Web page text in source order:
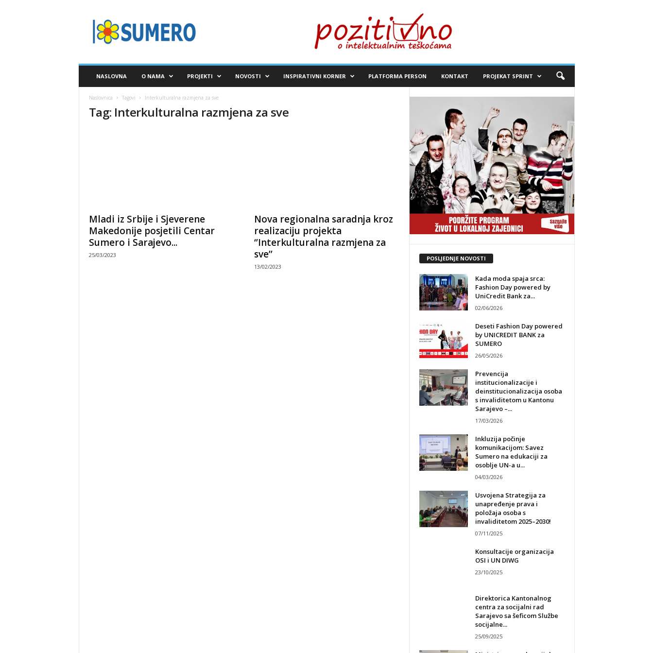
NASLOVNA O NAMA PROJEKTI NOVOSTI INSPIRATIVNI KORNER PLATFORMA PERSON KONTAKT PROJEKAT SPRINT
Naslovnica Tagovi Interkulturalna razmjena za sve
Tag: Interkulturalna razmjena za sve
Mladi iz Srbije i Sjeverene
Makedonije posjetili Centar
Sumero i Sarajevo...
25/03/2023
Nova regionalna saradnja kroz
realizaciju projekta
‘’Interkulturalna razmjena za
sve’’
13/02/2023
POSLJEDNJE NOVOSTI
Kada moda spaja srca:
Fashion Day powered by
UniCredit Bank za...
02/06/2026
Deseti Fashion Day powered
by UNICREDIT BANK za
SUMERO
26/05/2026
Prevencija
institucionalizacije i
deinstitucionalizacija osoba
s invaliditetom u Kantonu
Sarajevo –...
17/03/2026
Inkluzija počinje
komunikacijom: Savez
Sumero na edukaciji za
osoblje UN-a u...
04/03/2026
Usvojena Strategija za
unapređenje prava i
položaja osoba s
invaliditetom 2025–2030!
07/11/2025
Konsultacije organizacija
OSI i UN DIWG
23/10/2025
Direktorica Kantonalnog
centra za socijalni rad
Sarajevo sa šeficom Službe
socijalne...
25/09/2025